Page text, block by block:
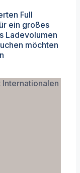
Full
ein großes
Ladevolumen
möchten